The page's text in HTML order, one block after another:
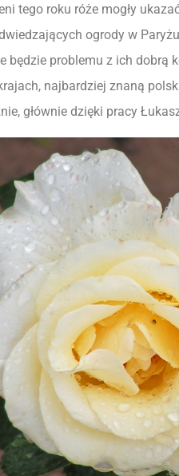
tego roku róże mogły
ogrody w
będzie problemu z ich dobrą
najbardziej znaną
głównie dzięki pracy